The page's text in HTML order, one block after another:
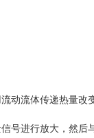
动流体传递热量改
号进行放大，然